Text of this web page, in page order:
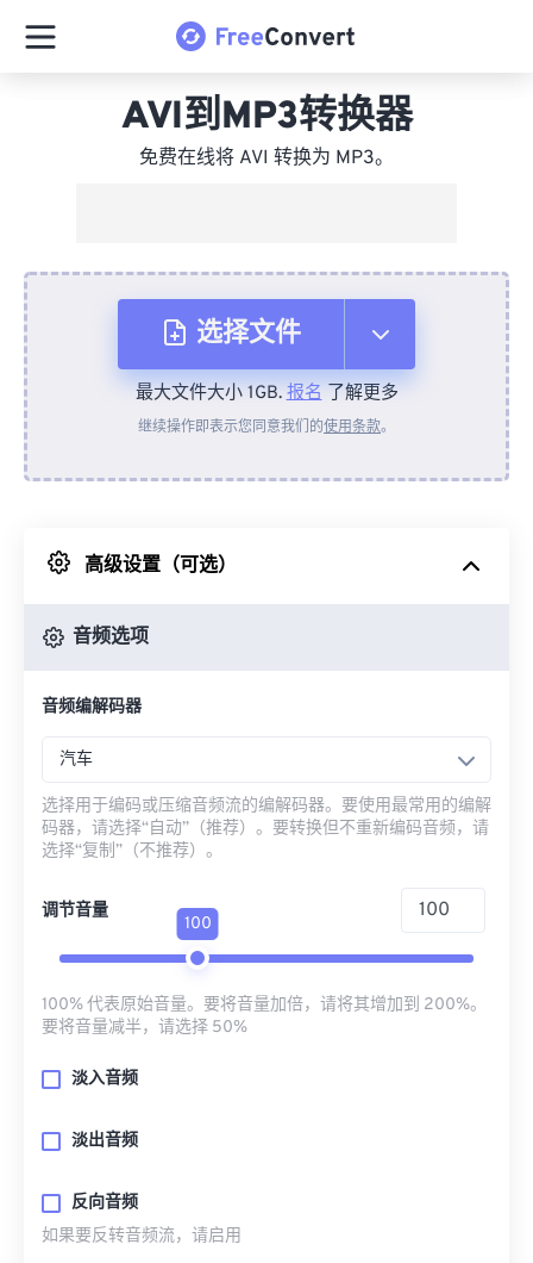
AVI到MP3转换器
免费在线将 AVI 转换为 MP3。
选择文件
从设备
来自 Google Drive
最大文件大小 1GB.报名了解更多
继续操作即表示您同意我们的使用条款。
高级设置（可选）
音频选项
音频编解码器
汽车
选择用于编码或压缩音频流的编解码器。要使用最常用的编解
码器，请选择“自动”（推荐）。要转换但不重新编码音频，请
选择“复制”（不推荐）。
调节音量
100
100% 代表原始音量。要将音量加倍，请将其增加到 200%。
要将音量减半，请选择 50%
淡入音频
淡出音频
反向音频
如果要反转音频流，请启用